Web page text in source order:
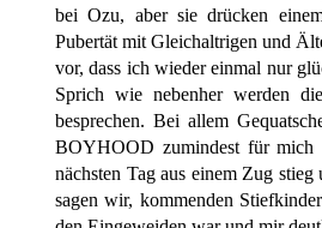
bei Ozu, aber sie drücken
Pubertät mit Gleichaltrigen und
vor, dass ich wieder einmal nur
Sprich wie nebenher werden
besprechen. Bei allem
BOYHOOD zumindest für mich
nächsten Tag aus einem Zug
sagen wir, kommenden